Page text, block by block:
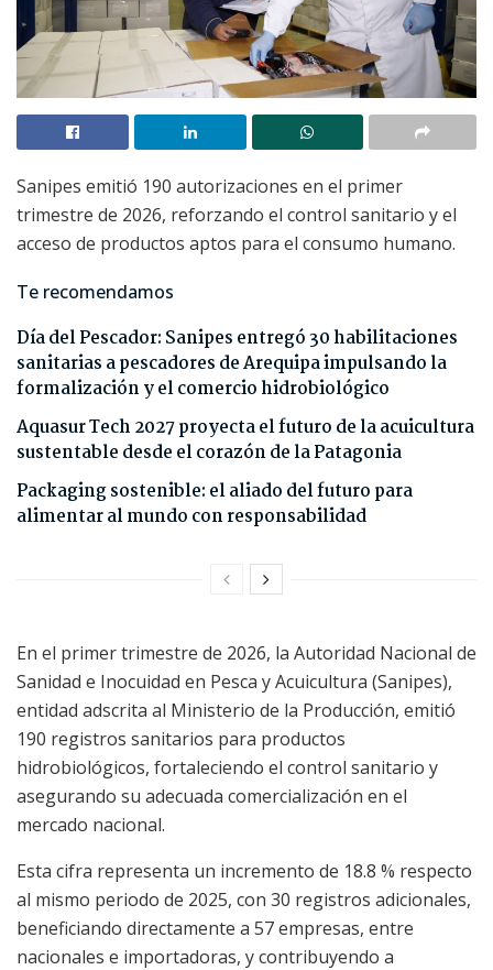
Sanipes emitió 190 autorizaciones en el primer
trimestre de 2026, reforzando el control sanitario y el
acceso de productos aptos para el consumo humano.
Te recomendamos
Día del Pescador: Sanipes entregó 30 habilitaciones
sanitarias a pescadores de Arequipa impulsando la
formalización y el comercio hidrobiológico
Aquasur Tech 2027 proyecta el futuro de la acuicultura
sustentable desde el corazón de la Patagonia
Packaging sostenible: el aliado del futuro para
alimentar al mundo con responsabilidad
En el primer trimestre de 2026, la Autoridad Nacional de
Sanidad e Inocuidad en Pesca y Acuicultura (Sanipes),
entidad adscrita al Ministerio de la Producción, emitió
190 registros sanitarios para productos
hidrobiológicos, fortaleciendo el control sanitario y
asegurando su adecuada comercialización en el
mercado nacional.
Esta cifra representa un incremento de 18.8 % respecto
al mismo periodo de 2025, con 30 registros adicionales,
beneficiando directamente a 57 empresas, entre
nacionales e importadoras, y contribuyendo a